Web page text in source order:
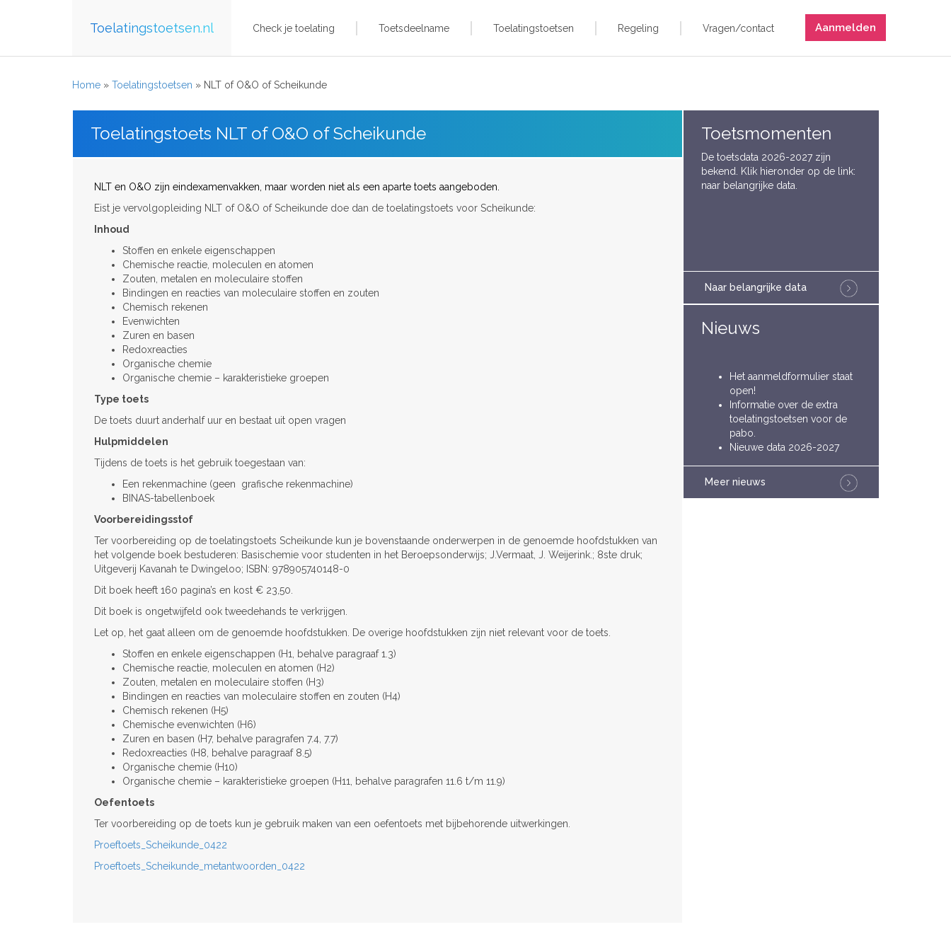
Toelatingstoetsen.nl Check je toelating Toetsdeelname Toelatingstoetsen Regeling Vragen/contact Aanmelden
Home » Toelatingstoetsen » NLT of O&O of Scheikunde
Toelatingstoets NLT of O&O of Scheikunde
NLT en O&O zijn eindexamenvakken, maar worden niet als een aparte toets aangeboden.
Eist je vervolgopleiding NLT of O&O of Scheikunde doe dan de toelatingstoets voor Scheikunde:
Inhoud
Stoffen en enkele eigenschappen
Chemische reactie, moleculen en atomen
Zouten, metalen en moleculaire stoffen
Bindingen en reacties van moleculaire stoffen en zouten
Chemisch rekenen
Evenwichten
Zuren en basen
Redoxreacties
Organische chemie
Organische chemie – karakteristieke groepen
Type toets
De toets duurt anderhalf uur en bestaat uit open vragen
Hulpmiddelen
Tijdens de toets is het gebruik toegestaan van:
Een rekenmachine (geen grafische rekenmachine)
BINAS-tabellenboek
Voorbereidingsstof
Ter voorbereiding op de toelatingstoets Scheikunde kun je bovenstaande onderwerpen in de genoemde hoofdstukken van
het volgende boek bestuderen: Basischemie voor studenten in het Beroepsonderwijs; J.Vermaat, J. Weijerink.; 8ste druk;
Uitgeverij Kavanah te Dwingeloo; ISBN: 978905740148-0
Dit boek heeft 160 pagina’s en kost € 23,50.
Dit boek is ongetwijfeld ook tweedehands te verkrijgen.
Let op, het gaat alleen om de genoemde hoofdstukken. De overige hoofdstukken zijn niet relevant voor de toets.
Stoffen en enkele eigenschappen (H1, behalve paragraaf 1.3)
Chemische reactie, moleculen en atomen (H2)
Zouten, metalen en moleculaire stoffen (H3)
Bindingen en reacties van moleculaire stoffen en zouten (H4)
Chemisch rekenen (H5)
Chemische evenwichten (H6)
Zuren en basen (H7, behalve paragrafen 7.4, 7.7)
Redoxreacties (H8, behalve paragraaf 8.5)
Organische chemie (H10)
Organische chemie – karakteristieke groepen (H11, behalve paragrafen 11.6 t/m 11.9)
Oefentoets
Ter voorbereiding op de toets kun je gebruik maken van een oefentoets met bijbehorende uitwerkingen.
Proeftoets_Scheikunde_0422
Proeftoets_Scheikunde_metantwoorden_0422
Toetsmomenten
De toetsdata 2026-2027 zijn
bekend. Klik hieronder op de link:
naar belangrijke data.
Naar belangrijke data
Nieuws
Het aanmeldformulier staat
open!
Informatie over de extra
toelatingstoetsen voor de
pabo.
Nieuwe data 2026-2027
Meer nieuws